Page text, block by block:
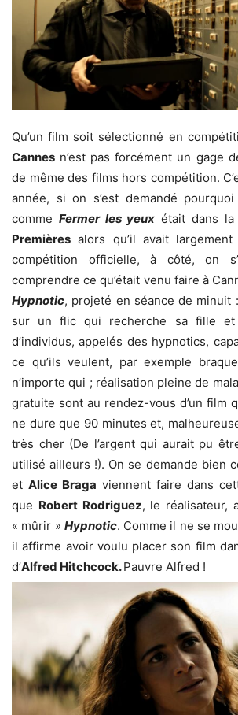
Qu’un film soit sélectionné en
Cannes n’est pas forcément un gage
de même des films hors compétition.
année, si on s’est demandé
comme Fermer les yeux était dans la
Premières alors qu’il avait
compétition officielle, à côté, on
comprendre ce qu’était venu faire à
Hypnotic, projeté en séance de minuit
sur un flic qui recherche sa fille
d’individus, appelés des hypnotics,
ce qu’ils veulent, par exemple
n’importe qui ; réalisation pleine de
gratuite sont au rendez-vous d’un film
ne dure que 90 minutes et,
très cher (De l’argent qui aurait pu
utilisé ailleurs !). On se demande bien
et Alice Braga viennent faire dans
que Robert Rodriguez, le réalisateur,
« mûrir » Hypnotic. Comme il ne se
il affirme avoir voulu placer son film
d’Alfred Hitchcock.Pauvre Alfred !